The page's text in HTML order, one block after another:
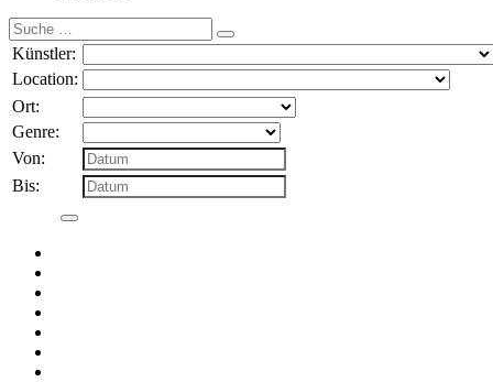
Suche
nach:
Künstler:
Location:
Ort:
Genre:
Von:
Bis: